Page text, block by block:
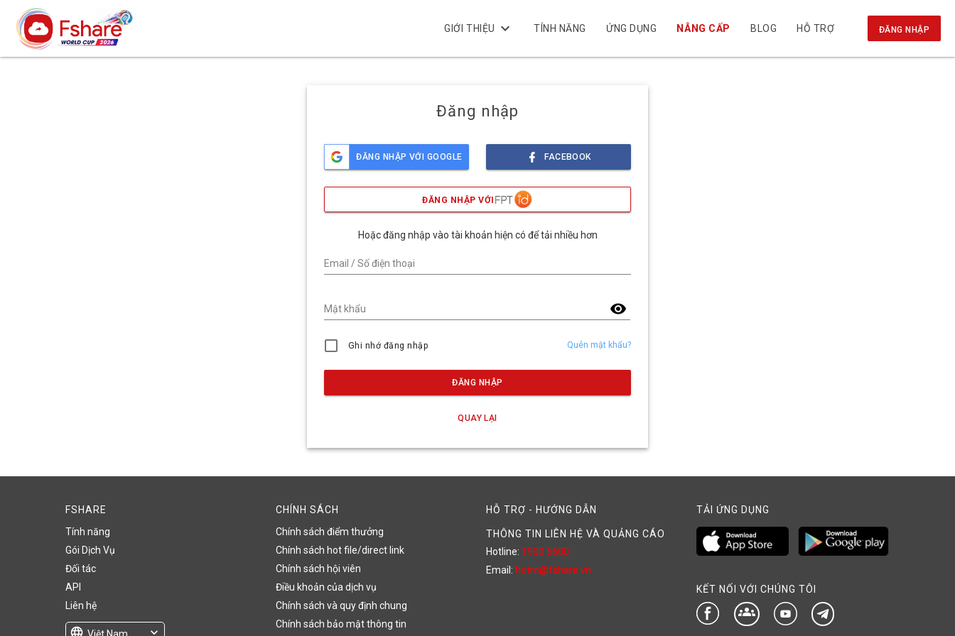
GIỚI THIỆU keyboard_arrow_down TÍNH NĂNG ỨNG DỤNG NÂNG CẤP BLOG HỖ TRỢ ĐĂNG NHẬP
Đăng nhập
ĐĂNG NHẬP VỚI GOOGLE FACEBOOK
ĐĂNG NHẬP VỚI
Hoặc đăng nhập vào tài khoản hiện có để tải nhiều hơn
Email / Số điện thoại
visibility
Mật khẩu
Ghi nhớ đăng nhập Quên mật khẩu?
ĐĂNG NHẬP
QUAY LẠI
FSHARE
Tính năng
Gói Dịch Vụ
Đối tác
API
Liên hệ
language Việt Nam expand_more
CHÍNH SÁCH
Chính sách điểm thưởng
Chính sách hot file/direct link
Chính sách hội viên
Điều khoản của dịch vụ
Chính sách và quy định chung
Chính sách bảo mật thông tin
HỖ TRỢ - HƯỚNG DẪN
THÔNG TIN LIÊN HỆ VÀ QUẢNG CÁO
Hotline: 1900 6600
Email: hotro@fshare.vn
TẢI ỨNG DỤNG
KẾT NỐI VỚI CHÚNG TÔI
groups